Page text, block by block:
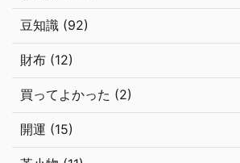
豆知識 (92)
財布 (12)
買ってよかった (2)
開運 (15)